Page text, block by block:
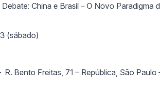
China e Brasil – O Novo Paradigma
(sábado)
Bento Freitas, 71 – República, São Paulo